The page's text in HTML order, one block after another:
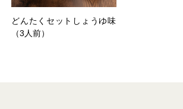
どんたくセットしょうゆ味
（3人前）